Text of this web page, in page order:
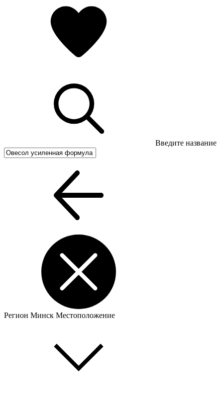
Введите название
Регион Минск Местоположение